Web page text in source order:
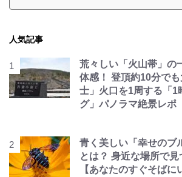
人気記事
荒々しい「火山帯」の
体感！ 登頂約10分で
士」火口を1周する「1
グ」パノラマ絶景レポ
青く美しい「幸せのブ
とは？ 身近な場所で
【あなたのすぐそばに